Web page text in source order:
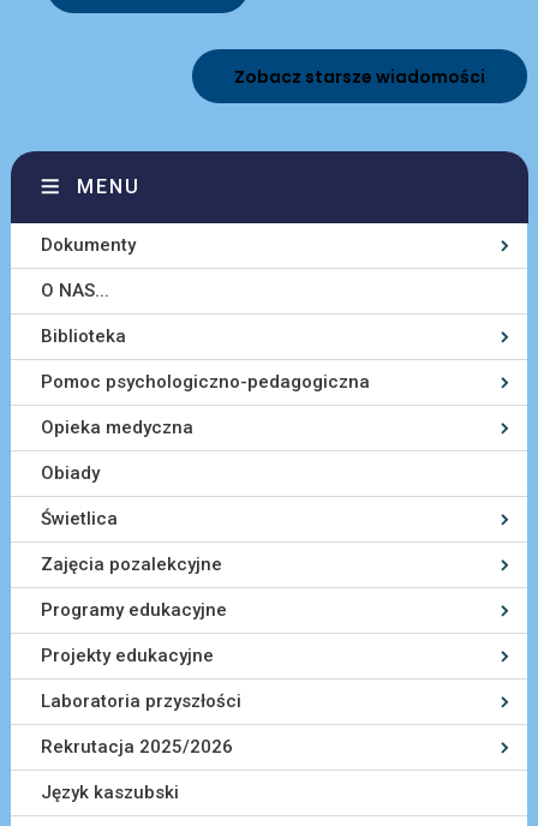
Zobacz starsze wiadomości
MENU
Dokumenty
O NAS...
Biblioteka
Pomoc psychologiczno-pedagogiczna
Opieka medyczna
Obiady
Świetlica
Zajęcia pozalekcyjne
Programy edukacyjne
Projekty edukacyjne
Laboratoria przyszłości
Rekrutacja 2025/2026
Język kaszubski